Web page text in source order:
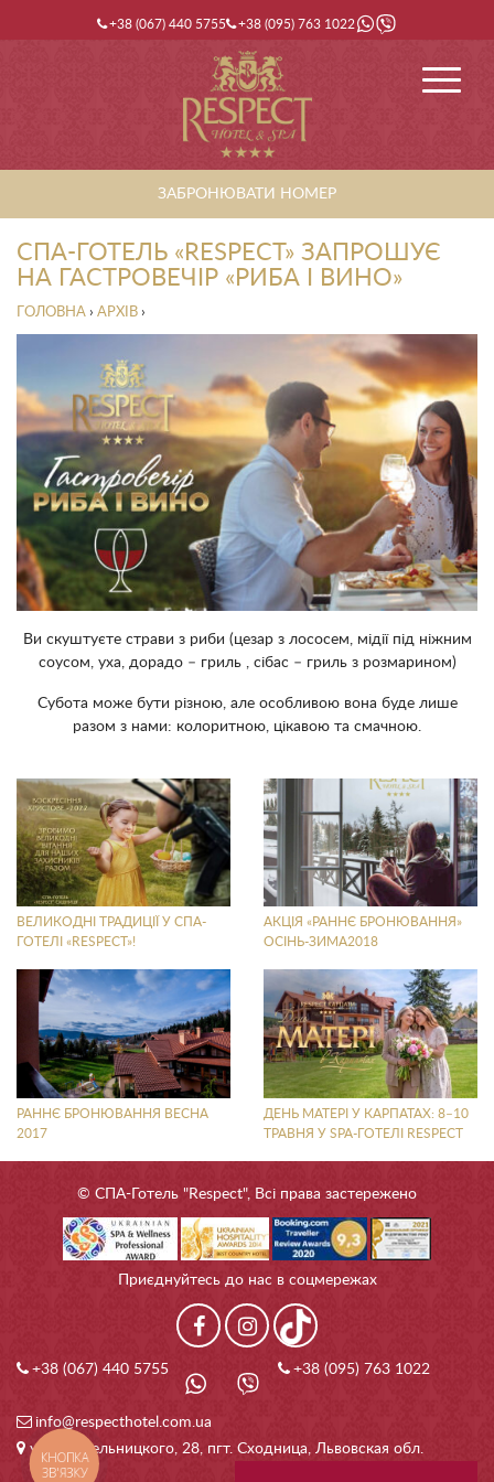
+38 (067) 440 5755 +38 (095) 763 1022
ЗАБРОНЮВАТИ НОМЕР
СПА-ГОТЕЛЬ «RESPECT» ЗАПРОШУЄ
НА ГАСТРОВЕЧІР «РИБА І ВИНО»
ГОЛОВНА › АРХІВ ›
Ви скуштуєте страви з риби (цезар з лососем, мідії під ніжним
соусом, уха, дорадо – гриль , сібас – гриль з розмарином)
Субота може бути різною, але особливою вона буде лише
разом з нами: колоритною, цікавою та смачною.
ВЕЛИКОДНІ ТРАДИЦІЇ У СПА-
ГОТЕЛІ «RESPECT»!
АКЦІЯ «РАННЄ БРОНЮВАННЯ»
ОСІНЬ-ЗИМА2018
РАННЄ БРОНЮВАННЯ ВЕСНА
2017
ДЕНЬ МАТЕРІ У КАРПАТАХ: 8–10
ТРАВНЯ У SPA-ГОТЕЛІ RESPECT
© СПА-Готель "Respect", Всі права застережено
Приєднуйтесь до нас в соцмережах
+38 (067) 440 5755 +38 (095) 763 1022
info@respecthotel.com.ua
ул. Б. Хмельницкого, 28, пгт. Сходница, Львовская обл.
КНОПКА
ЗВ'ЯЗКУ